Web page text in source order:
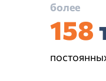
более
158